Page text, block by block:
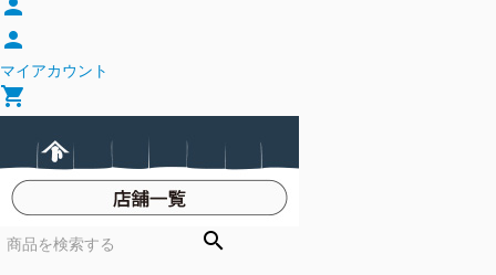
person
person
マイアカウント
shopping_cart
search